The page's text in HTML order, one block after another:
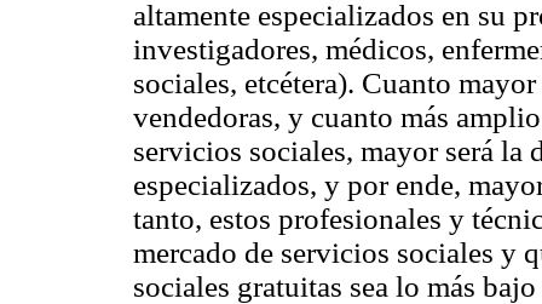
altamente especializados en su
investigadores, médicos,
sociales, etcétera). Cuanto
vendedoras, y cuanto más
servicios sociales, mayor será la
especializados, y por ende,
tanto, estos profesionales y
mercado de servicios sociales y
sociales gratuitas sea lo más